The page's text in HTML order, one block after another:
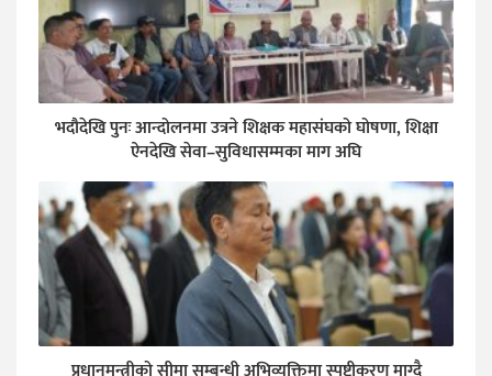
भदौदेखि पुनः आन्दोलनमा उत्रने शिक्षक महासंघको घोषणा, शिक्षा
ऐनदेखि सेवा–सुविधासम्मका माग अघि